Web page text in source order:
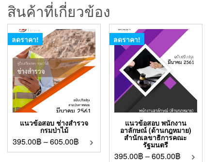
สินค้าที่เกี่ยวข้อง
ลดราคา!
แนวข้อสอบ ช่างสำรวจ
กรมป่าไม้
395.00฿ –605.00฿
ลดราคา!
แนวข้อสอบ พนักงาน
อาลักษณ์ (ด้านกฎหมาย)
สำนักเลขาธิการคณะ
รัฐมนตรี
395.00฿ –605.00฿